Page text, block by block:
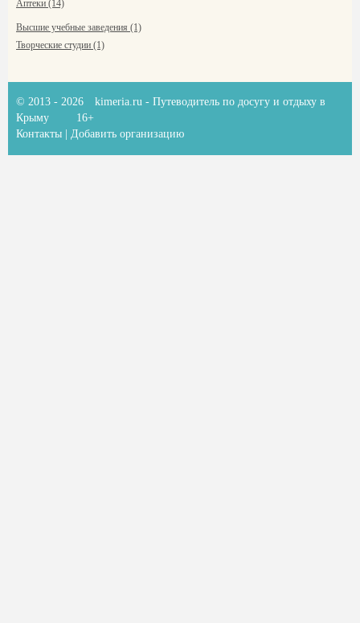
Аптеки (14)
Высшие учебные заведения (1)
Творческие студии (1)
© 2013 - 2026 kimeria.ru - Путеводитель по досугу и отдыху в
Крыму
16+
Контакты
Добавить организацию